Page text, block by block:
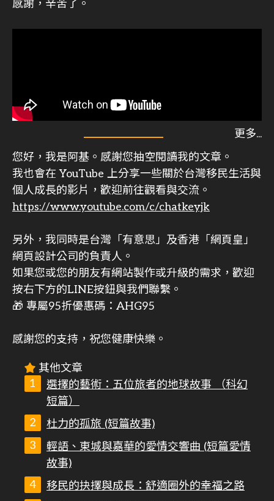
感謝，辛苦了。
您好，我是阿基。感謝您抽空閱讀我的文章。
我也會在 YouTube 上分享一些關於台灣移民生活與
個人成長的影片，歡迎前往觀看與交流。
https://www.youtube.com/c/chatkeyjk
另外，我同時是台灣「有意思」及香港「網頁皇」
網頁設計公司的負責人。
如果您或您的朋友有網站製作或升級的需求，歡迎
按右下方的LINE按鈕與我們聯繫。
🎁 專屬95折優惠碼：AHG95
感謝您的支持，祝您健康快樂。
其他文章
選擇的藝術：五位旅者的地球故事 （科幻
短篇）
杜力的孤旅 (短篇故事)
輕語、東城與嘉華的愛情交響曲 (短篇愛情
故事)
移民的抉擇與成長：舒適圈外的幸福之路